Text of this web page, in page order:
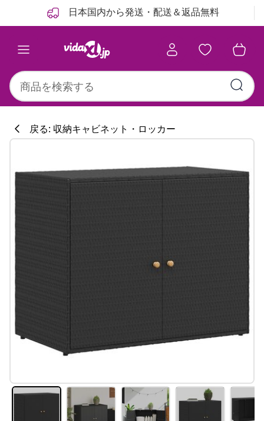
日本国内から発送・配送＆返品無料
戻る: 収納キャビネット・ロッカー